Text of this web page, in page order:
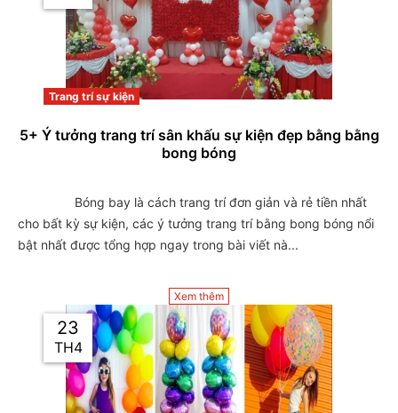
Trang trí sự kiện
5+ Ý tưởng trang trí sân khấu sự kiện đẹp bằng bằng
bong bóng
cho bất kỳ sự kiện, các ý tưởng trang trí bằng bong bóng nổi
bật nhất được tổng hợp ngay trong bài viết nà...
Xem thêm
23
TH4